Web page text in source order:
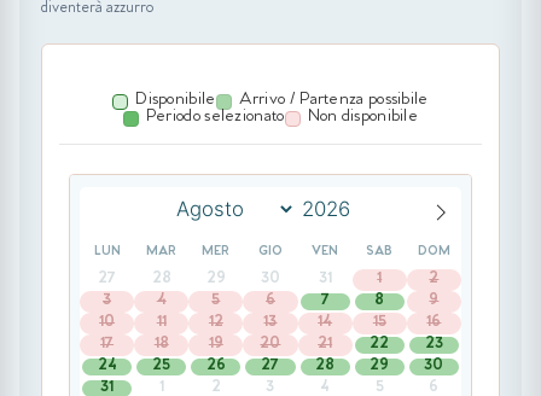
diventerà azzurro
Disponibile
Arrivo / Partenza possibile
Periodo selezionato
Non disponibile
LUN MAR MER GIO VEN SAB DOM
27 28 29 30 31 1
2
3
4 5 6 7 8
9
10
11 12 13 14 15
16
17
18 19 20 21 22
23
24
25 26 27 28 29
30
31
1 2 3 4 5 6